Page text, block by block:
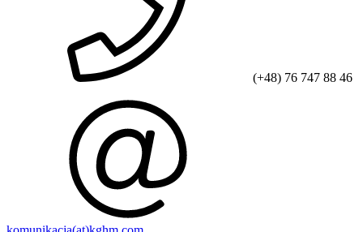
(+48) 76 747 88 46